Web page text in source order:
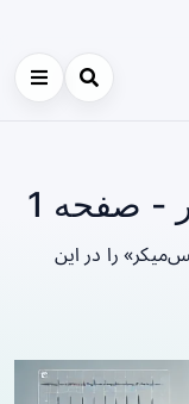
صفحه 1
را در این